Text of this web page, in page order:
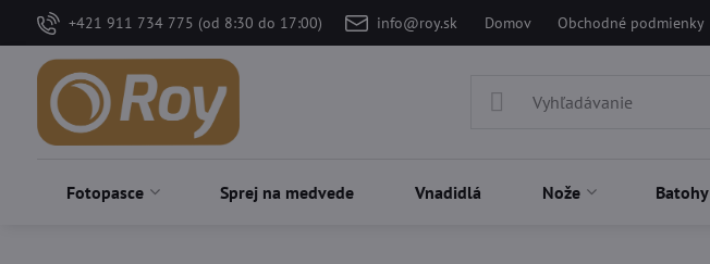
+421 911 734 775 (od 8:30 do 17:00) info@roy.sk Domov Obchodné podmienky
Fotopasce Sprej na medvede Vnadidlá Nože Batohy